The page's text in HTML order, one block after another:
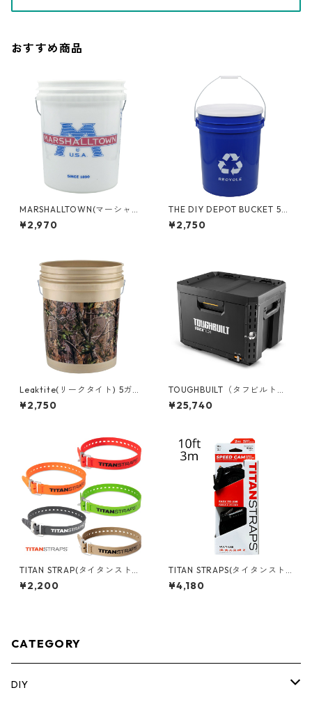
おすすめ商品
MARSHALLTOWN(マーシャル
タウン) 5ガロンバケツ MT-5G
B
¥2,970
THE DIY DEPOT BUCKET 5ガ
ロンバケツ リサイクル フタ付
き 05GLTDD-RCY
¥2,750
Leaktite(リークタイト) 5ガロ
ンバケツ [Real Tree] 05GLA
PG
¥2,750
TOUGHBUILT（タフビルト）S
TACK TECH(スタックテック) 1
ドロワーボックス（サイドロ
¥25,740
TITAN STRAP(タイタンストラ
ップ ) インダストリアル 25イ
ンチ/64cm レッド/オレンジ/
¥2,200
TITAN STRAPS(タイタンスト
ラップ ) メタルスピードカム 2
PACK 10ft/3m SC-MTL-0110
¥4,180
CATEGORY
DIY